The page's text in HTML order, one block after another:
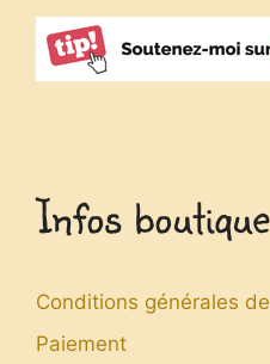
Infos boutique
Conditions générales
Paiement